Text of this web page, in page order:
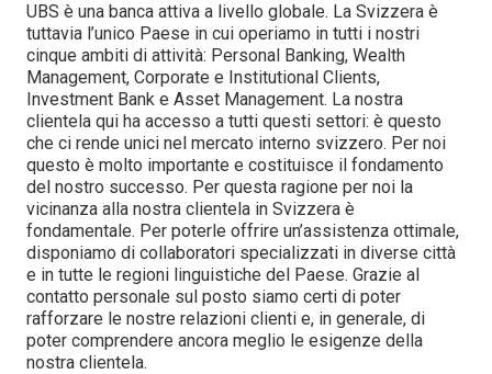
UBS è una banca attiva a livello globale. La Svizzera è
tuttavia l’unico Paese in cui operiamo in tutti i nostri
cinque ambiti di attività: Personal Banking, Wealth
Management, Corporate e Institutional Clients,
Investment Bank e Asset Management. La nostra
clientela qui ha accesso a tutti questi settori: è questo
che ci rende unici nel mercato interno svizzero. Per noi
questo è molto importante e costituisce il fondamento
del nostro successo. Per questa ragione per noi la
vicinanza alla nostra clientela in Svizzera è
fondamentale. Per poterle offrire un’assistenza ottimale,
disponiamo di collaboratori specializzati in diverse città
e in tutte le regioni linguistiche del Paese. Grazie al
contatto personale sul posto siamo certi di poter
rafforzare le nostre relazioni clienti e, in generale, di
poter comprendere ancora meglio le esigenze della
nostra clientela.